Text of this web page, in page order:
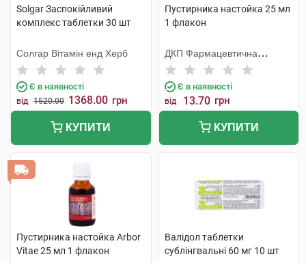
Solgar Заспокійливий
комплекс таблетки 30 шт
Солгар Вітамін енд Херб
Є в наявності
від 1520.00 1368.00 грн
КУПИТИ
Пустирника настойка 25 мл
1 флакон
ДКП Фармацевтична
фабрика
Є в наявності
від 13.70 грн
КУПИТИ
Пустирника настойка Arbor
Vitae 25 мл 1 флакон
Валідол таблетки
сублінгвальні 60 мг 10 шт